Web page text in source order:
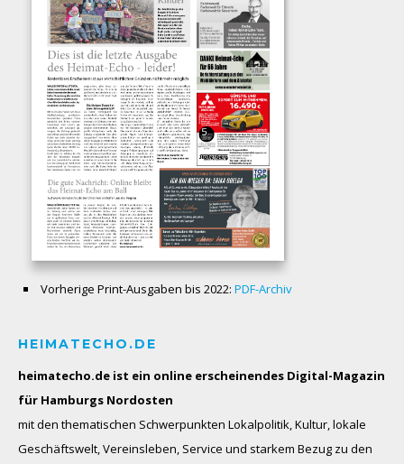
Vorherige Print-Ausgaben bis 2022: PDF-Archiv
HEIMATECHO.DE
heimatecho.de ist ein online erscheinendes Digital-Magazin
für Hamburgs Nordosten
mit den thematischen Schwerpunkten Lokalpolitik, Kultur, lokale
Geschäftswelt, Vereinsleben, Service und starkem Bezug zu den